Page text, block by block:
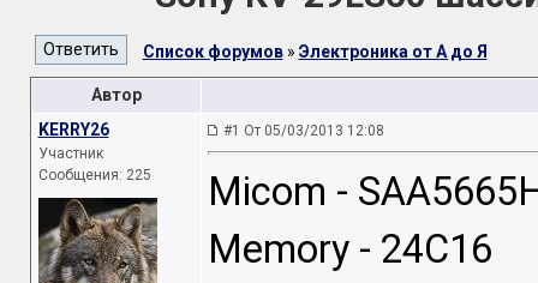
Список форумов» Электроника от А до Я
Автор
KERRY26
Участник
Сообщения: 225
#1 От 05/03/2013 12:08
Micom -
Memory - 24C16